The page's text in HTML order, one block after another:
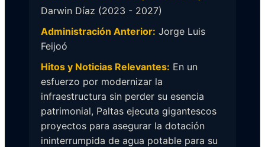
Darwin Díaz (2023 - 2027)
Administración Anterior: Jorge Luis
Feijoó
Hitos y Noticias Relevantes: En un
esfuerzo por modernizar la
infraestructura sin perder su esencia
patrimonial, Paltas ejecuta gigantescos
proyectos para asegurar la dotación
ininterrumpida de agua potable para su